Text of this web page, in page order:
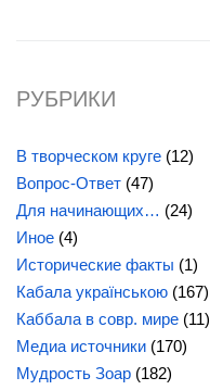
РУБРИКИ
В творческом круге (12)
Вопрос-Ответ (47)
Для начинающих… (24)
Иное (4)
Исторические факты (1)
Кабала українською (167)
Каббала в совр. мире (11)
Медиа источники (170)
Мудрость Зоар (182)